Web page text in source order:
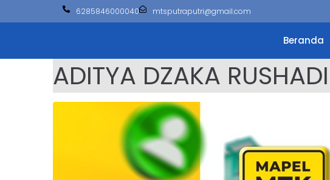
6285846000040 mtsputraputri@gmail.com
Beranda
ADITYA DZAKA RUSHADI